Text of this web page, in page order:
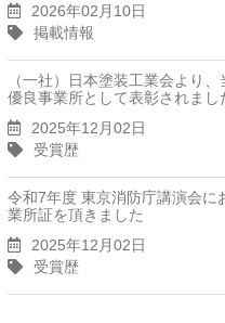
2026年02月10日
掲載情報
（一社）日本塗装工業会より
優良事業所として表彰されまし
2025年12月02日
受賞歴
令和7年度 東京消防庁講演会に
業所証を頂きました
2025年12月02日
受賞歴